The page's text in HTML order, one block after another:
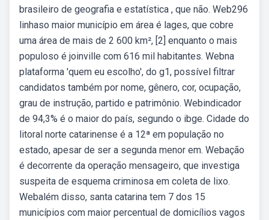
brasileiro de geografia e estatística , que não. Web296
linhaso maior município em área é lages, que cobre
uma área de mais de 2 600 km², [2] enquanto o mais
populoso é joinville com 616 mil habitantes. Webna
plataforma 'quem eu escolho', do g1, possível filtrar
candidatos também por nome, gênero, cor, ocupação,
grau de instrução, partido e patrimônio. Webindicador
de 94,3% é o maior do país, segundo o ibge. Cidade do
litoral norte catarinense é a 12ª em população no
estado, apesar de ser a segunda menor em. Webação
é decorrente da operação mensageiro, que investiga
suspeita de esquema criminosa em coleta de lixo.
Webalém disso, santa catarina tem 7 dos 15
municípios com maior percentual de domicílios vagos